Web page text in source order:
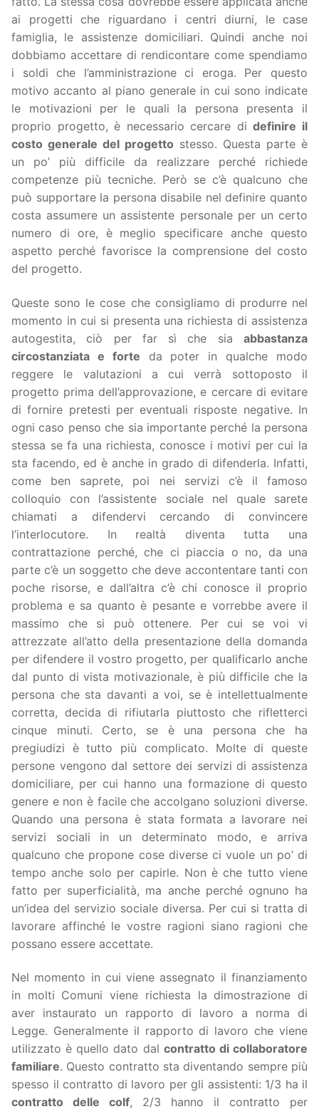
ai progetti che riguardano i centri diurni, le case
famiglia, le assistenze domiciliari. Quindi anche noi
dobbiamo accettare di rendicontare come spendiamo
i soldi che l’amministrazione ci eroga. Per questo
motivo accanto al piano generale in cui sono indicate
le motivazioni per le quali la persona presenta il
proprio progetto, è necessario cercare didefinire il
costo generale del progetto stesso. Questa parte è
un po’ più difficile da realizzare perché richiede
competenze più tecniche. Però se c’è qualcuno che
può supportare la persona disabile nel definire quanto
costa assumere un assistente personale per un certo
numero di ore, è meglio specificare anche questo
aspetto perché favorisce la comprensione del costo
del progetto.
Queste sono le cose che consigliamo di produrre nel
momento in cui si presenta una richiesta di assistenza
autogestita, ciò per far sì che sia abbastanza
circostanziata e forte da poter in qualche modo
reggere le valutazioni a cui verrà sottoposto il
progetto prima dell’approvazione, e cercare di evitare
di fornire pretesti per eventuali risposte negative. In
ogni caso penso che sia importante perché la persona
stessa se fa una richiesta, conosce i motivi per cui la
sta facendo, ed è anche in grado di difenderla. Infatti,
come ben saprete, poi nei servizi c’è il famoso
colloquio con l’assistente sociale nel quale sarete
chiamati a difendervi cercando di convincere
l’interlocutore. In realtà diventa tutta una
contrattazione perché, che ci piaccia o no, da una
parte c’è un soggetto che deve accontentare tanti con
poche risorse, e dall’altra c’è chi conosce il proprio
problema e sa quanto è pesante e vorrebbe avere il
massimo che si può ottenere. Per cui se voi vi
attrezzate all’atto della presentazione della domanda
per difendere il vostro progetto, per qualificarlo anche
dal punto di vista motivazionale, è più difficile che la
persona che sta davanti a voi, se è intellettualmente
corretta, decida di rifiutarla piuttosto che rifletterci
cinque minuti. Certo, se è una persona che ha
pregiudizi è tutto più complicato. Molte di queste
persone vengono dal settore dei servizi di assistenza
domiciliare, per cui hanno una formazione di questo
genere e non è facile che accolgano soluzioni diverse.
Quando una persona è stata formata a lavorare nei
servizi sociali in un determinato modo, e arriva
qualcuno che propone cose diverse ci vuole un po’ di
tempo anche solo per capirle. Non è che tutto viene
fatto per superficialità, ma anche perché ognuno ha
un’idea del servizio sociale diversa. Per cui si tratta di
lavorare affinché le vostre ragioni siano ragioni che
possano essere accettate.
Nel momento in cui viene assegnato il finanziamento
in molti Comuni viene richiesta la dimostrazione di
aver instaurato un rapporto di lavoro a norma di
Legge. Generalmente il rapporto di lavoro che viene
utilizzato è quello dato dal contratto di collaboratore
familiare. Questo contratto sta diventando sempre più
spesso il contratto di lavoro per gli assistenti: 1/3 ha il
contratto delle colf, 2/3 hanno il contratto per